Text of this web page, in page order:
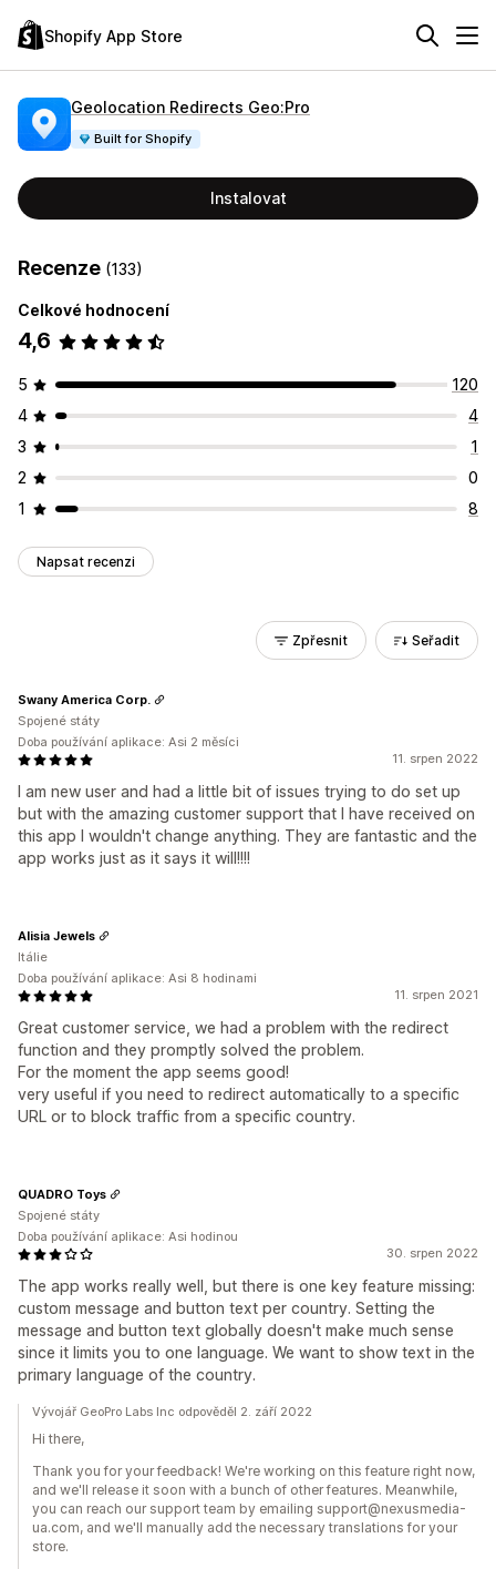
Shopify App Store
Geolocation Redirects Geo:Pro
Built for Shopify
Instalovat
Recenze (133)
Celkové hodnocení
4,6
5
120
4
4
3
1
2
0
1
8
Napsat recenzi
Zpřesnit Seřadit
11. srpen 2022
I am new user and had a little bit of issues trying to do set up
but with the amazing customer support that I have received on
this app I wouldn't change anything. They are fantastic and the
app works just as it says it will!!!!
Swany America Corp.
Spojené státy
Doba používání aplikace: Asi 2 měsíci
11. srpen 2021
Great customer service, we had a problem with the redirect
function and they promptly solved the problem.
For the moment the app seems good!
very useful if you need to redirect automatically to a specific
URL or to block traffic from a specific country.
Alisia Jewels
Itálie
Doba používání aplikace: Asi 8 hodinami
30. srpen 2022
The app works really well, but there is one key feature missing:
custom message and button text per country. Setting the
message and button text globally doesn't make much sense
since it limits you to one language. We want to show text in the
primary language of the country.
QUADRO Toys
Spojené státy
Doba používání aplikace: Asi hodinou
Vývojář GeoPro Labs Inc odpověděl 2. září 2022
Hi there,
Thank you for your feedback! We're working on this feature right now,
and we'll release it soon with a bunch of other features. Meanwhile,
you can reach our support team by emailing support@nexusmedia-
ua.com, and we'll manually add the necessary translations for your
store.